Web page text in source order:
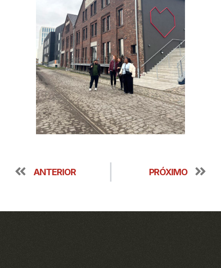
ANTERIOR PRÓXIMO